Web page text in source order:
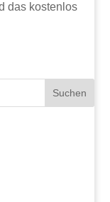
das kostenlos